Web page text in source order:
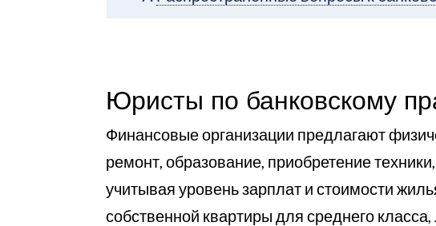
Юристы по банковскому
Финансовые организации предлагают
ремонт, образование, приобретение
учитывая уровень зарплат и стоимости
собственной квартиры для среднего